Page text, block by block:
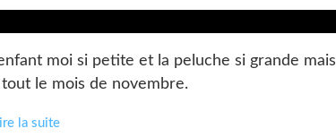
moi si petite et la peluche si grande mais
le mois de novembre.
la suite